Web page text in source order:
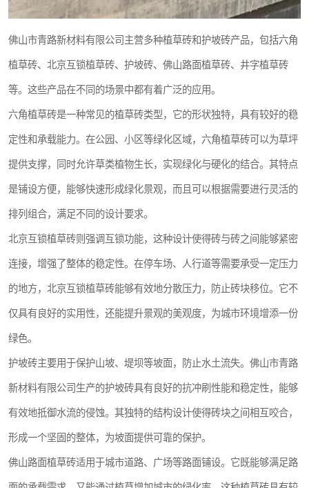
佛山市青路新材料有限公司主营多种植草砖和护坡砖产品，包括六角
植草砖、北京互锁植草砖、护坡砖、佛山路面植草砖、井字植草砖
等。这些产品在不同的场景中都有着广泛的应用。
六角植草砖是一种常见的植草砖类型，它的形状独特，具有较好的稳
定性和承载能力。在公园、小区等绿化区域，六角植草砖可以为草坪
提供支撑，同时允许草类植物生长，实现绿化与硬化的结合。其特点
是铺设方便，能够快速形成绿化景观，而且可以根据需要进行灵活的
排列组合，满足不同的设计要求。
北京互锁植草砖则强调互锁功能，这种设计使得砖与砖之间能够紧密
连接，增强了整体的稳定性。在停车场、人行道等需要承受一定压力
的地方，北京互锁植草砖能够有效地分散压力，防止砖块移位。它不
仅具有良好的实用性，还能提升景观的美观度，为城市环境增添一份
绿色。
护坡砖主要用于保护山坡、堤坝等坡面，防止水土流失。佛山市青路
新材料有限公司生产的护坡砖具有良好的抗冲刷性能和稳定性，能够
有效地抵御水流的侵蚀。其独特的结构设计使得砖块之间相互咬合，
形成一个坚固的整体，为坡面提供可靠的保护。
佛山路面植草砖适用于城市道路、广场等路面铺设。它既能够满足路